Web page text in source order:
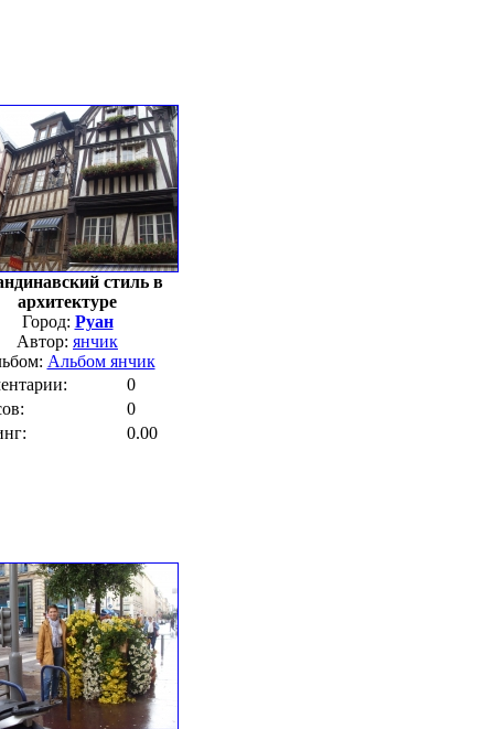
Австрия, 2000.
июнь 2003
август 2003
июнь 2004
2003.
2004.
стиль в
архитектуре
Город: Руан
Автор: янчик
Альбом янчик
0
0
0.00